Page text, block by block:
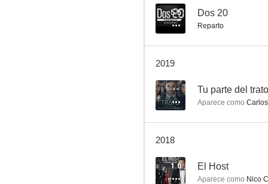
5.5 Dos 20
Reparto
2019
-- Tu parte del trato
Aparece como
2018
1.0 El Host
Aparece como Nico